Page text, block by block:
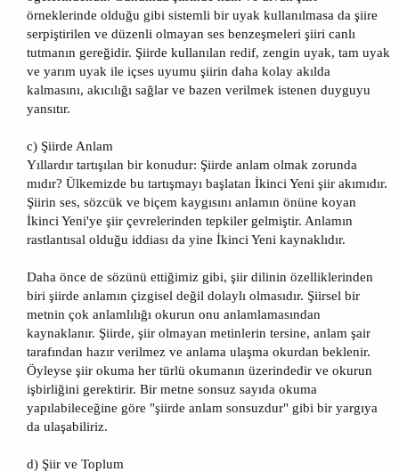
örneklerinde olduğu gibi sistemli bir uyak kullanılmasa da şiire
serpiştirilen ve düzenli olmayan ses benzeşmeleri şiiri canlı
tutmanın gereğidir. Şiirde kullanılan redif, zengin uyak, tam uyak
ve yarım uyak ile içses uyumu şiirin daha kolay akılda
kalmasını, akıcılığı sağlar ve bazen verilmek istenen duyguyu
yansıtır.
c) Şiirde Anlam
Yıllardır tartışılan bir konudur: Şiirde anlam olmak zorunda
mıdır? Ülkemizde bu tartışmayı başlatan İkinci Yeni şiir akımıdır.
Şiirin ses, sözcük ve biçem kaygısını anlamın önüne koyan
İkinci Yeni'ye şiir çevrelerinden tepkiler gelmiştir. Anlamın
rastlantısal olduğu iddiası da yine İkinci Yeni kaynaklıdır.
Daha önce de sözünü ettiğimiz gibi, şiir dilinin özelliklerinden
biri şiirde anlamın çizgisel değil dolaylı olmasıdır. Şiirsel bir
metnin çok anlamlılığı okurun onu anlamlamasından
kaynaklanır. Şiirde, şiir olmayan metinlerin tersine, anlam şair
tarafından hazır verilmez ve anlama ulaşma okurdan beklenir.
Öyleyse şiir okuma her türlü okumanın üzerindedir ve okurun
işbirliğini gerektirir. Bir metne sonsuz sayıda okuma
yapılabileceğine göre "şiirde anlam sonsuzdur" gibi bir yargıya
da ulaşabiliriz.
d) Şiir ve Toplum